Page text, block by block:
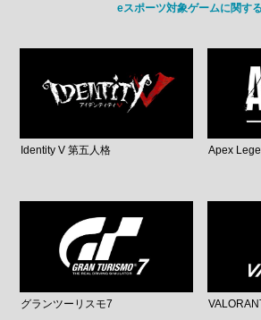
eスポーツ対象ゲームに関す
Identity V 第五人格 Apex
グランツーリスモ7